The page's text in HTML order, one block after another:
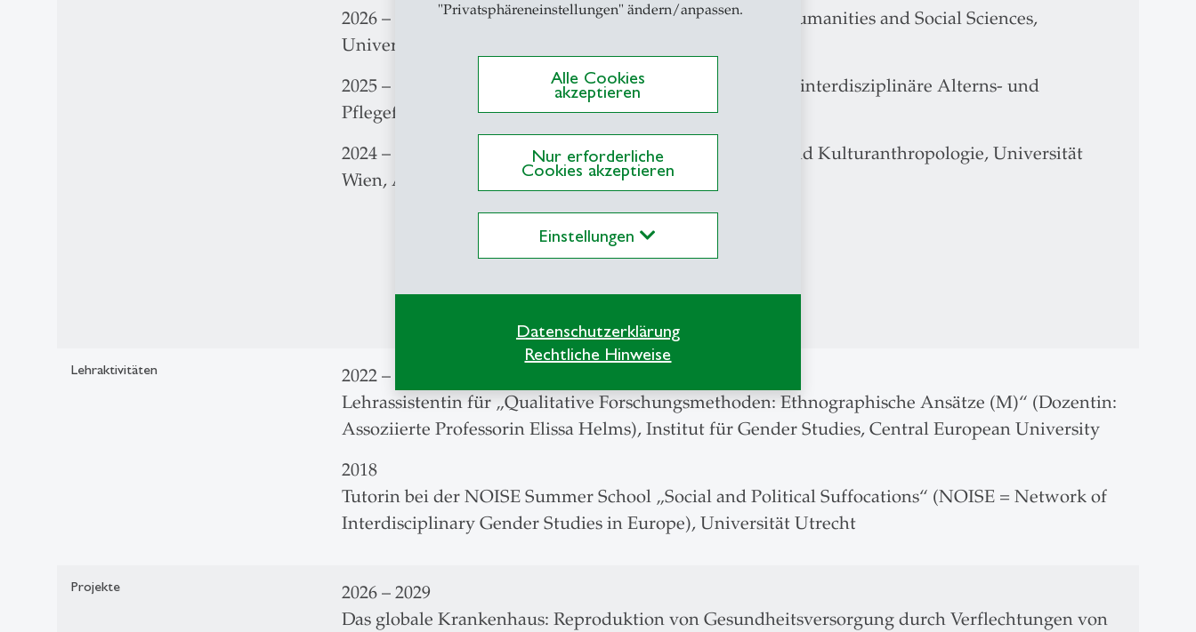
"Privatsphäreneinstellungen" ändern/anpassen.
Alle Cookies
akzeptieren
Nur erforderliche
Cookies akzeptieren
Einstellungen
Datenschutzerklärung
Rechtliche Hinweise
2026 – 2029 Wissenschaftliche Mitarbeiterin, School for Humanities and Social Sciences,
Universität St. Gallen
2025 – 2026 Wissenschaftliche Mitarbeiterin, Zentrum für interdisziplinäre Alterns- und
Pflegeforschung (CIRAC), Universität Graz
2024 – 2025 Forschungsstipendiatin, Institut für Sozial- und Kulturanthropologie, Universität
Wien, AT
Lehraktivitäten
2022 – 2023
Lehrassistentin für „Qualitative Forschungsmethoden: Ethnographische Ansätze (M)“ (Dozentin:
Assoziierte Professorin Elissa Helms), Institut für Gender Studies, Central European University
2018
Tutorin bei der NOISE Summer School „Social and Political Suffocations“ (NOISE = Network of
Interdisciplinary Gender Studies in Europe), Universität Utrecht
Projekte
2026 – 2029
Das globale Krankenhaus: Reproduktion von Gesundheitsversorgung durch Verflechtungen von